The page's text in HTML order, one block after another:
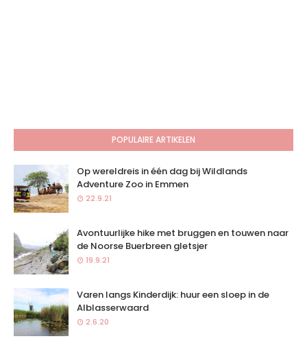
POPULAIRE ARTIKELEN
Op wereldreis in één dag bij Wildlands
Adventure Zoo in Emmen
22.9.21
Avontuurlijke hike met bruggen en touwen naar
de Noorse Buerbreen gletsjer
19.9.21
Varen langs Kinderdijk: huur een sloep in de
Alblasserwaard
2.6.20